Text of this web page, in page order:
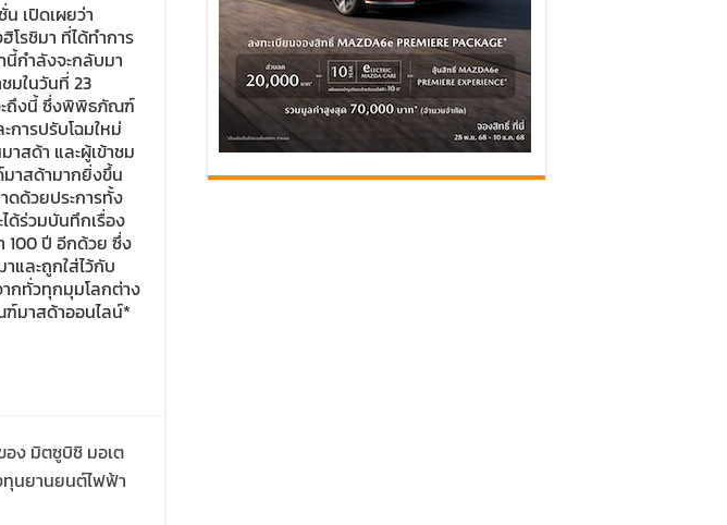
เปิดเผยว่า
รชิมา ที่ได้ทำการ
กำลังจะกลับมา
มในวันที่ 23
ถึงนี้ ซึ่งพิพิธภัณฑ์
การปรับโฉมใหม่
สด้า และผู้เข้าชม
าสด้ามากยิ่งขึ้น
ดด้วยประการทั้ง
ด้ร่วมบันทึกเรื่อง
100 ปี อีกด้วย ซึ่ง
ละถูกใส่ไว้กับ
กทั่วทุกมุมโลกต่าง
มาสด้าออนไลน์*
อง มิตซูบิชิ มอเต
ทุนยานยนต์ไฟฟ้า